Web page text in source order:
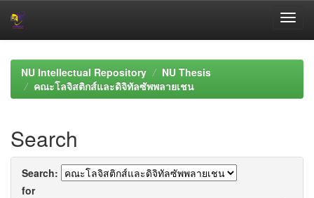
navigationNU Intellectual Repository
NU Thesis
คณะโลจิสติกส์และดิจิทัลซัพพลายเชน
Search
Search:
for